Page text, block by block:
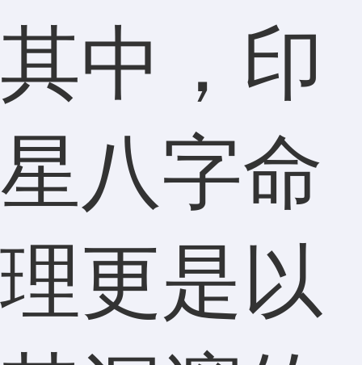
其中，印
星八字命
理更是以